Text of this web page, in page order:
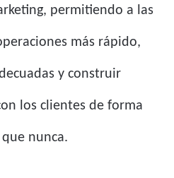
permitiendo a las
más rápido,
y construir
los clientes de forma
nunca.